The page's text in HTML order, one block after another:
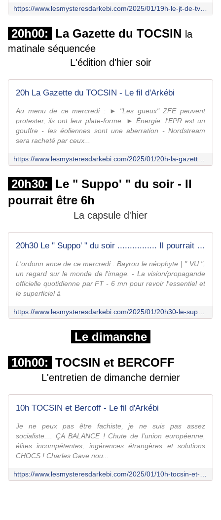
20h00: La Gazette du TOCSIN la
matinale séquencée
L'édition d'hier soir
20h La Gazette du TOCSIN - Le fil d'Arkébi
Au menu de ce mercredi : ► "Les gueux" ZFE peuvent
protester, ils ont leur plate-forme. ► Énergie: l'EPR est un
gouffre - les éoliennes sont une aberration - Nordstream
sera racheté par ceux...
20h30:
Le " Suppo' " du soir - Il
pourrait être 6h
La capsule d'hier
20h30 Le " Suppo' " du soir ................ Il pourrait être " 6h " ! - Le fil d'Arkébi
L'ordonn ance de ce mercredi : Bayrou le néophyte | " VU ",
un regard sur le monde de l'image. - La vision/propagande
officielle quotidienne par FT - 6 mn pour revoir l'essentiel et
le superficiel à
Le dimanche
10h00: TOCSIN et BERCOFF
L'entretien de dimanche dernier
10h TOCSIN et Bercoff - Le fil d'Arkébi
Je ne peux pas être fachiste, je ne suis pas assez
socialiste.... ÇA BALANCE ! Chute de l'union européenne,
élites incompétentes, ingérences étrangères et solutions
CHOCS ! Charles Gave nou...